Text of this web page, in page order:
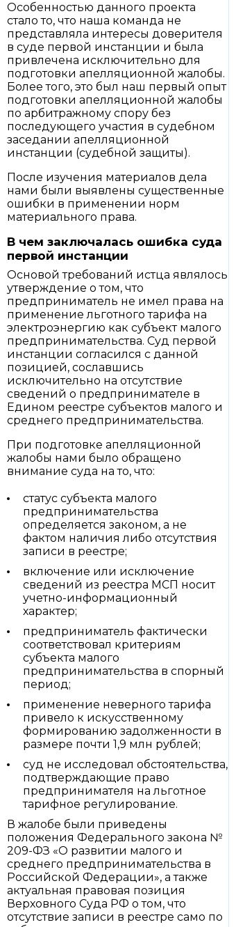
Особенностью данного проекта
стало то, что наша команда не
представляла интересы доверителя
в суде первой инстанции и была
привлечена исключительно для
подготовки апелляционной жалобы.
Более того, это был наш первый опыт
подготовки апелляционной жалобы
по арбитражному спору без
последующего участия в судебном
заседании апелляционной
инстанции (судебной защиты).
После изучения материалов дела
нами были выявлены существенные
ошибки в применении норм
материального права.
В чем заключалась ошибка суда
первой инстанции
Основой требований истца являлось
утверждение о том, что
предприниматель не имел права на
применение льготного тарифа на
электроэнергию как субъект малого
предпринимательства. Суд первой
инстанции согласился с данной
позицией, сославшись
исключительно на отсутствие
сведений о предпринимателе в
Едином реестре субъектов малого и
среднего предпринимательства.
При подготовке апелляционной
жалобы нами было обращено
внимание суда на то, что:
статус субъекта малого
предпринимательства
определяется законом, а не
фактом наличия либо отсутствия
записи в реестре;
включение или исключение
сведений из реестра МСП носит
учетно-информационный
характер;
предприниматель фактически
соответствовал критериям
субъекта малого
предпринимательства в спорный
период;
применение неверного тарифа
привело к искусственному
формированию задолженности в
размере почти 1,9 млн рублей;
суд не исследовал обстоятельства,
подтверждающие право
предпринимателя на льготное
тарифное регулирование.
В жалобе были приведены
положения Федерального закона №
209-ФЗ «О развитии малого и
среднего предпринимательства в
Российской Федерации», а также
актуальная правовая позиция
Верховного Суда РФ о том, что
отсутствие записи в реестре само по